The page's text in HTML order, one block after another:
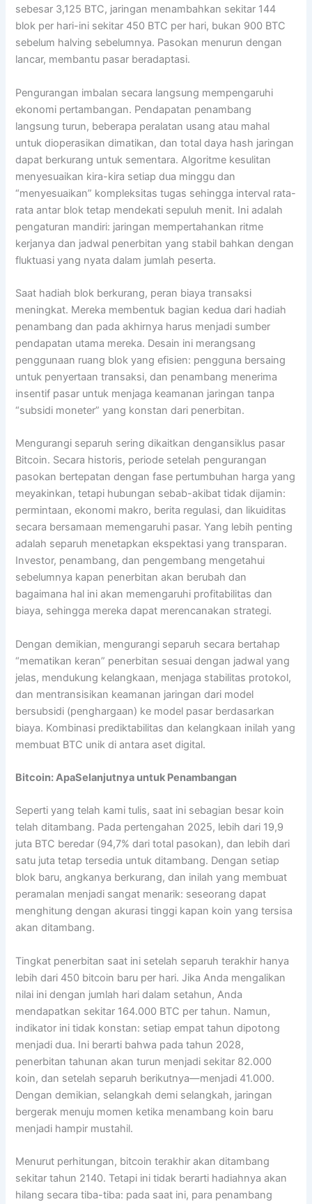
sebesar 3,125 BTC, jaringan menambahkan sekitar 144
blok per hari-ini sekitar 450 BTC per hari, bukan 900 BTC
sebelum halving sebelumnya. Pasokan menurun dengan
lancar, membantu pasar beradaptasi.
Pengurangan imbalan secara langsung mempengaruhi
ekonomi pertambangan. Pendapatan penambang
langsung turun, beberapa peralatan usang atau mahal
untuk dioperasikan dimatikan, dan total daya hash jaringan
dapat berkurang untuk sementara. Algoritme kesulitan
menyesuaikan kira-kira setiap dua minggu dan
“menyesuaikan” kompleksitas tugas sehingga interval rata-
rata antar blok tetap mendekati sepuluh menit. Ini adalah
pengaturan mandiri: jaringan mempertahankan ritme
kerjanya dan jadwal penerbitan yang stabil bahkan dengan
fluktuasi yang nyata dalam jumlah peserta.
Saat hadiah blok berkurang, peran biaya transaksi
meningkat. Mereka membentuk bagian kedua dari hadiah
penambang dan pada akhirnya harus menjadi sumber
pendapatan utama mereka. Desain ini merangsang
penggunaan ruang blok yang efisien: pengguna bersaing
untuk penyertaan transaksi, dan penambang menerima
insentif pasar untuk menjaga keamanan jaringan tanpa
“subsidi moneter” yang konstan dari penerbitan.
Mengurangi separuh sering dikaitkan dengansiklus pasar
Bitcoin. Secara historis, periode setelah pengurangan
pasokan bertepatan dengan fase pertumbuhan harga yang
meyakinkan, tetapi hubungan sebab-akibat tidak dijamin:
permintaan, ekonomi makro, berita regulasi, dan likuiditas
secara bersamaan memengaruhi pasar. Yang lebih penting
adalah separuh menetapkan ekspektasi yang transparan.
Investor, penambang, dan pengembang mengetahui
sebelumnya kapan penerbitan akan berubah dan
bagaimana hal ini akan memengaruhi profitabilitas dan
biaya, sehingga mereka dapat merencanakan strategi.
Dengan demikian, mengurangi separuh secara bertahap
“mematikan keran” penerbitan sesuai dengan jadwal yang
jelas, mendukung kelangkaan, menjaga stabilitas protokol,
dan mentransisikan keamanan jaringan dari model
bersubsidi (penghargaan) ke model pasar berdasarkan
biaya. Kombinasi prediktabilitas dan kelangkaan inilah yang
membuat BTC unik di antara aset digital.
Bitcoin: ApaSelanjutnya untuk Penambangan
Seperti yang telah kami tulis, saat ini sebagian besar koin
telah ditambang. Pada pertengahan 2025, lebih dari 19,9
juta BTC beredar (94,7% dari total pasokan), dan lebih dari
satu juta tetap tersedia untuk ditambang. Dengan setiap
blok baru, angkanya berkurang, dan inilah yang membuat
peramalan menjadi sangat menarik: seseorang dapat
menghitung dengan akurasi tinggi kapan koin yang tersisa
akan ditambang.
Tingkat penerbitan saat ini setelah separuh terakhir hanya
lebih dari 450 bitcoin baru per hari. Jika Anda mengalikan
nilai ini dengan jumlah hari dalam setahun, Anda
mendapatkan sekitar 164.000 BTC per tahun. Namun,
indikator ini tidak konstan: setiap empat tahun dipotong
menjadi dua. Ini berarti bahwa pada tahun 2028,
penerbitan tahunan akan turun menjadi sekitar 82.000
koin, dan setelah separuh berikutnya—menjadi 41.000.
Dengan demikian, selangkah demi selangkah, jaringan
bergerak menuju momen ketika menambang koin baru
menjadi hampir mustahil.
Menurut perhitungan, bitcoin terakhir akan ditambang
sekitar tahun 2140. Tetapi ini tidak berarti hadiahnya akan
hilang secara tiba-tiba: pada saat ini, para penambang